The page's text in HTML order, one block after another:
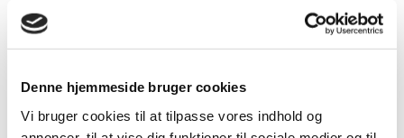
Denne hjemmeside bruger cookies
Vi bruger cookies til at tilpasse vores indhold og
174
Levering: